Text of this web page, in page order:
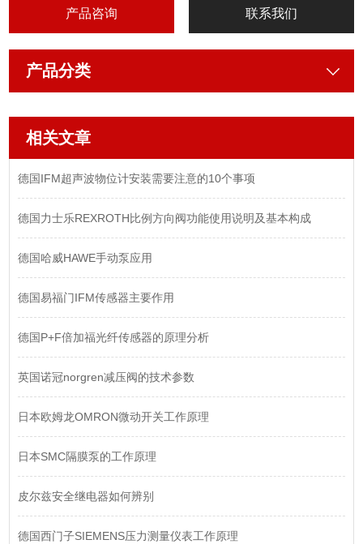
产品咨询 联系我们
产品分类
相关文章
德国IFM超声波物位计安装需要注意的10个事项
德国力士乐REXROTH比例方向阀功能使用说明及基本构成
德国哈威HAWE手动泵应用
德国易福门IFM传感器主要作用
德国P+F倍加福光纤传感器的原理分析
英国诺冠norgren减压阀的技术参数
日本欧姆龙OMRON微动开关工作原理
日本SMC隔膜泵的工作原理
皮尔兹安全继电器如何辨别
德国西门子SIEMENS压力测量仪表工作原理